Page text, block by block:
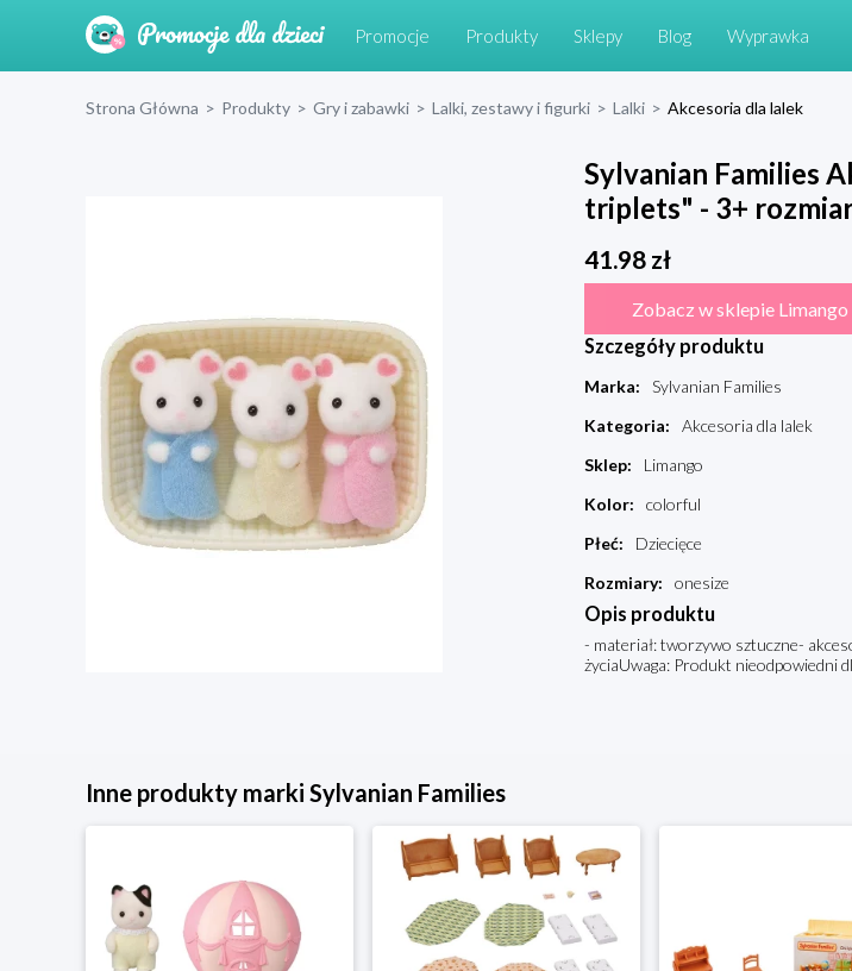
Promocje Produkty Sklepy Blog Wyprawka
Strona Główna > Produkty > Gry i zabawki > Lalki, zestawy i figurki > Lalki > Akcesoria dla lalek
Sylvanian Families
triplets" - 3+
41.98zł
Zobacz w sklepie Limango
Szczegóły produktu
Marka:
Sylvanian Families
Kategoria:
Akcesoria dla lalek
Sklep:
Limango
Kolor:
colorful
Płeć:
Dziecięce
Rozmiary: onesize
Opis produktu
- materiał: tworzywo sztuczne-
życiaUwaga: Produkt nieodpowiedni
Inne produkty marki Sylvanian Families